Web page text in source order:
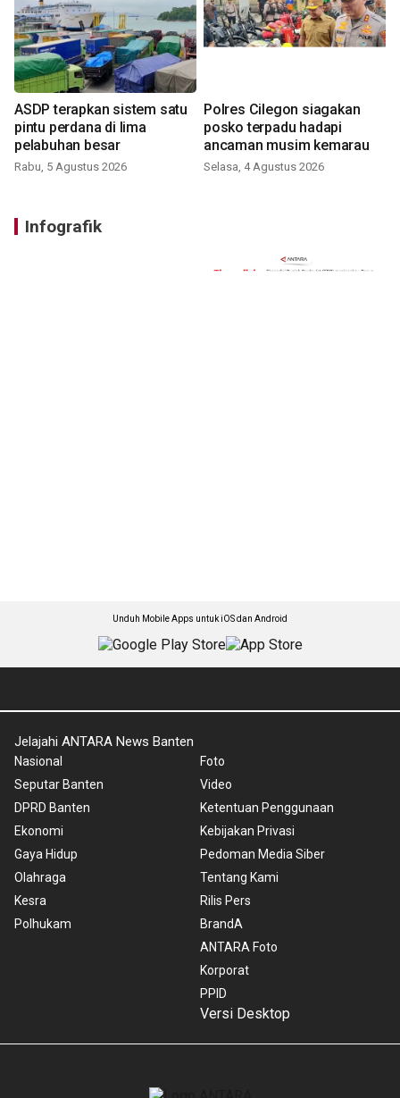
ASDP terapkan sistem satu
pintu perdana di lima
pelabuhan besar
Rabu, 5 Agustus 2026
Polres Cilegon siagakan
posko terpadu hadapi
ancaman musim kemarau
Selasa, 4 Agustus 2026
Infografik
Unduh Mobile Apps untuk iOS dan Android
Jelajahi ANTARA News Banten
Nasional
Seputar Banten
DPRD Banten
Ekonomi
Gaya Hidup
Olahraga
Kesra
Polhukam
Foto
Video
Ketentuan Penggunaan
Kebijakan Privasi
Pedoman Media Siber
Tentang Kami
Rilis Pers
BrandA
ANTARA Foto
Korporat
PPID
Versi Desktop